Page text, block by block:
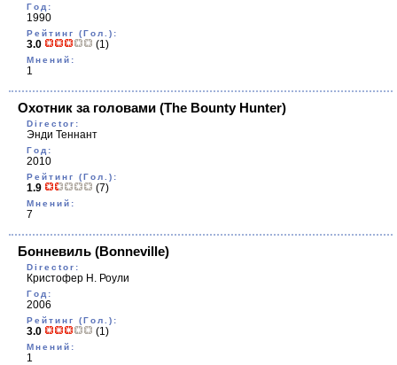
Год:
1990
Рейтинг (Гол.):
3.0 (1)
Мнений:
1
Охотник за головами (The Bounty Hunter)
Director:
Энди Теннант
Год:
2010
Рейтинг (Гол.):
1.9 (7)
Мнений:
7
Бонневиль (Bonneville)
Director:
Кристофер Н. Роули
Год:
2006
Рейтинг (Гол.):
3.0 (1)
Мнений:
1